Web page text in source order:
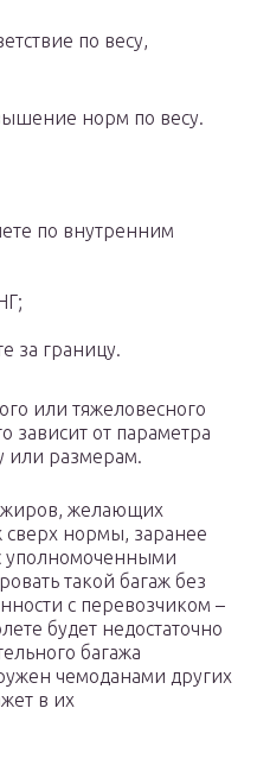
по весу,
норм по весу.
по внутренним
за границу.
или тяжеловесного
зависит от параметра
или размерам.
желающих
сверх нормы, заранее
уполномоченными
такой багаж без
с перевозчиком –
будет недостаточно
багажа
чемоданами других
в их